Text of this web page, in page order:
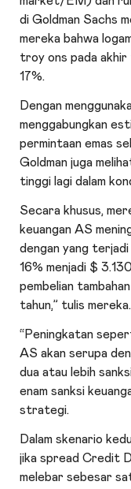
di Goldman Sachs
mereka bahwa
troy ons pada akhir
17%.
Dengan
menggabungkan
permintaan emas
Goldman juga
tinggi lagi dalam
Secara khusus,
keuangan AS
dengan yang
16% menjadi $
pembelian
tahun,” tulis mereka.
“Peningkatan
AS akan serupa
dua atau lebih
enam sanksi
strategi.
Dalam skenario
jika spread Credit
melebar sebesar